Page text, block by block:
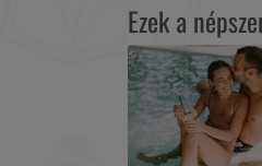
Ezek a